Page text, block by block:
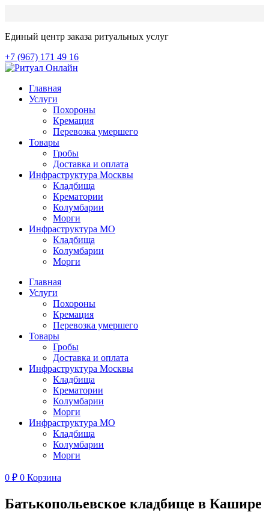
Единый центр заказа ритуальных услуг
+7 (967) 171 49 16
Главная
Услуги
Похороны
Кремация
Перевозка умершего
Товары
Гробы
Доставка и оплата
Инфраструктура Москвы
Кладбища
Крематории
Колумбарии
Морги
Инфраструктура МО
Кладбища
Колумбарии
Морги
Главная
Услуги
Похороны
Кремация
Перевозка умершего
Товары
Гробы
Доставка и оплата
Инфраструктура Москвы
Кладбища
Крематории
Колумбарии
Морги
Инфраструктура МО
Кладбища
Колумбарии
Морги
0 ₽ 0 Корзина
Батькопольевское кладбище в Кашире